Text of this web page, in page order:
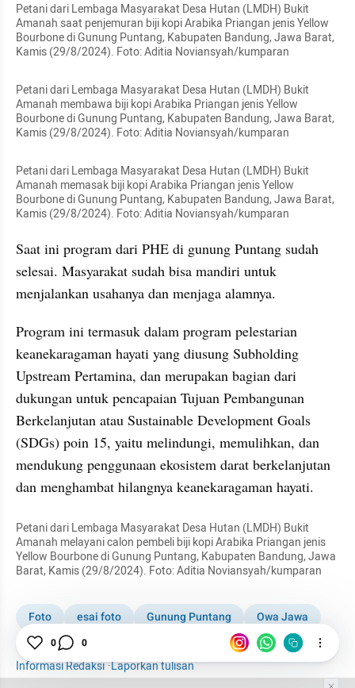
Petani dari Lembaga Masyarakat Desa Hutan (LMDH) Bukit
Amanah saat penjemuran biji kopi Arabika Priangan jenis Yellow
Bourbone di Gunung Puntang, Kabupaten Bandung, Jawa Barat,
Kamis (29/8/2024). Foto: Aditia Noviansyah/kumparan
Petani dari Lembaga Masyarakat Desa Hutan (LMDH) Bukit
Amanah membawa biji kopi Arabika Priangan jenis Yellow
Bourbone di Gunung Puntang, Kabupaten Bandung, Jawa Barat,
Kamis (29/8/2024). Foto: Aditia Noviansyah/kumparan
Petani dari Lembaga Masyarakat Desa Hutan (LMDH) Bukit
Amanah memasak biji kopi Arabika Priangan jenis Yellow
Bourbone di Gunung Puntang, Kabupaten Bandung, Jawa Barat,
Kamis (29/8/2024). Foto: Aditia Noviansyah/kumparan
Saat ini program dari PHE di gunung Puntang sudah
selesai. Masyarakat sudah bisa mandiri untuk
menjalankan usahanya dan menjaga alamnya.
Program ini termasuk dalam program pelestarian
keanekaragaman hayati yang diusung Subholding
Upstream Pertamina, dan merupakan bagian dari
dukungan untuk pencapaian Tujuan Pembangunan
Berkelanjutan atau Sustainable Development Goals
(SDGs) poin 15, yaitu melindungi, memulihkan, dan
mendukung penggunaan ekosistem darat berkelanjutan
dan menghambat hilangnya keanekaragaman hayati.
Petani dari Lembaga Masyarakat Desa Hutan (LMDH) Bukit
Amanah melayani calon pembeli biji kopi Arabika Priangan jenis
Yellow Bourbone di Gunung Puntang, Kabupaten Bandung, Jawa
Barat, Kamis (29/8/2024). Foto: Aditia Noviansyah/kumparan
Foto esai foto Gunung Puntang
Owa Jawa
Pertamina
Informasi Redaksi·Laporkan tulisan
0 0